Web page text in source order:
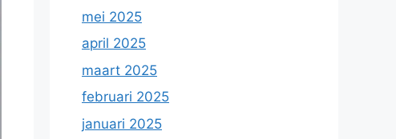
mei 2025
april 2025
maart 2025
februari 2025
januari 2025